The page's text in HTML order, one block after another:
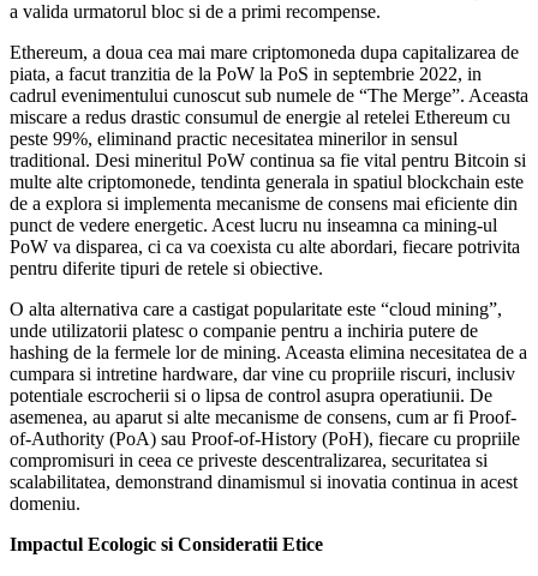
a valida urmatorul bloc si de a primi recompense.
Ethereum, a doua cea mai mare criptomoneda dupa capitalizarea de
piata, a facut tranzitia de la PoW la PoS in septembrie 2022, in
cadrul evenimentului cunoscut sub numele de “The Merge”. Aceasta
miscare a redus drastic consumul de energie al retelei Ethereum cu
peste 99%, eliminand practic necesitatea minerilor in sensul
traditional. Desi mineritul PoW continua sa fie vital pentru Bitcoin si
multe alte criptomonede, tendinta generala in spatiul blockchain este
de a explora si implementa mecanisme de consens mai eficiente din
punct de vedere energetic. Acest lucru nu inseamna ca mining-ul
PoW va disparea, ci ca va coexista cu alte abordari, fiecare potrivita
pentru diferite tipuri de retele si obiective.
O alta alternativa care a castigat popularitate este “cloud mining”,
unde utilizatorii platesc o companie pentru a inchiria putere de
hashing de la fermele lor de mining. Aceasta elimina necesitatea de a
cumpara si intretine hardware, dar vine cu propriile riscuri, inclusiv
potentiale escrocherii si o lipsa de control asupra operatiunii. De
asemenea, au aparut si alte mecanisme de consens, cum ar fi Proof-
of-Authority (PoA) sau Proof-of-History (PoH), fiecare cu propriile
compromisuri in ceea ce priveste descentralizarea, securitatea si
scalabilitatea, demonstrand dinamismul si inovatia continua in acest
domeniu.
Impactul Ecologic si Consideratii Etice